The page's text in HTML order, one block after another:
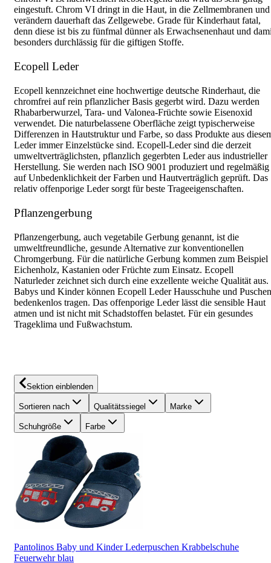
eingestuft. Chrom VI dringt in die Haut, in die Zellmembranen und
verändern dauerhaft das Zellgewebe. Grade für Kinderhaut fatal,
denn diese ist bis zu fünfmal dünner als Erwachsenenhaut und
besonders durchlässig für die giftigen Stoffe.
Ecopell Leder
Ecopell kennzeichnet eine hochwertige deutsche Rinderhaut, die
chromfrei auf rein pflanzlicher Basis gegerbt wird. Dazu werden
Rhabarberwurzel, Tara- und Valonea-Früchte sowie Eisenoxid
verwendet. Die naturbelassene Oberfläche zeigt typischerweise
Differenzen in Hautstruktur und Farbe, so dass Produkte aus
Leder immer Einzelstücke sind. Ecopell-Leder sind die derzeit
umweltverträglichsten, pflanzlich gegerbten Leder aus industrieller
Herstellung. Sie werden nach ISO 9001 produziert und regelmäßig
auf Unbedenklichkeit der Farben und Hautverträglich geprüft. Das
relativ offenporige Leder sorgt für beste Trageeigenschaften.
Pflanzengerbung
Pflanzengerbung, auch vegetabile Gerbung genannt, ist die
umweltfreundliche, gesunde Alternative zur konventionellen
Chromgerbung. Für die natürliche Gerbung kommen zum Beispiel
Eichenholz, Kastanien oder Früchte zum Einsatz. Ecopell
Naturleder zeichnet sich durch eine exzellente weiche Qualität aus.
Babys und Kinder können Ecopell Leder Hausschuhe und Puschen
bedenkenlos tragen. Das offenporige Leder lässt die sensible Haut
atmen und ist nicht mit Schadstoffen belastet. Für ein gesundes
Trageklima und Fußwachstum.
Sektion einblenden
Sortieren nach Qualitätssiegel Marke
Schuhgröße Farbe
Pantolinos Baby und Kinder Lederpuschen Krabbelschuhe
Feuerwehr blau